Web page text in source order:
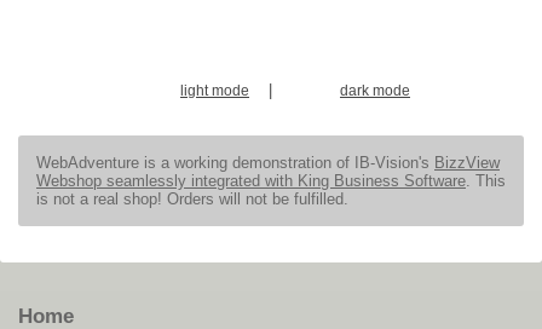
light mode | dark mode
WebAdventure is a working demonstration of IB-Vision's BizzView
Webshop seamlessly integrated with King Business Software . This
is not a real shop! Orders will not be fulfilled.
Home